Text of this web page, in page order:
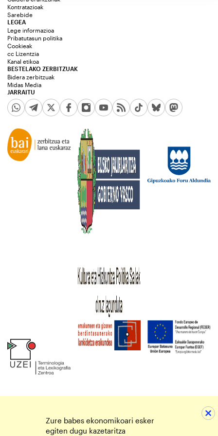
Kontratazioak
Sarebide
JARRAITU
LEGEA
Lege informazioa
Pribatutasun politika
Cookieak
cc Lizentzia
Kanal etikoa
BESTELAKO ZERBITZUAK
Bidera zerbitzuak
Midas Media
Zure babes ekonomikoari esker
egiten dugu kazetaritza